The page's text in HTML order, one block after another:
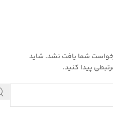
شما یافت نشد. شاید
پیدا کنید.